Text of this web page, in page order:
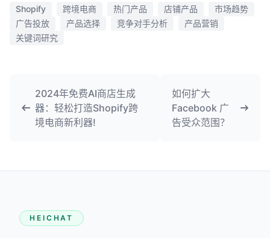
Shopify 跨境电商 热门产品 店铺产品
市场趋势
广告投放
产品选择 竞争对手分析
产品营销
关键词研究
2024年免费AI商店生成
器：轻松打造Shopify跨
境电商新利器!
如何扩大
Facebook 广
告受众范围？
HEICHAT